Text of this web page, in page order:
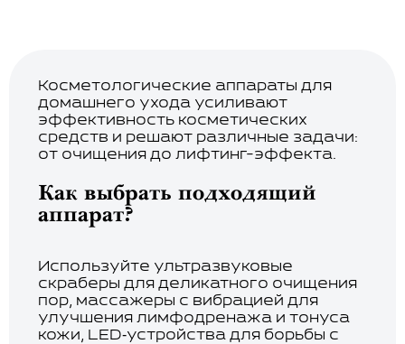
Косметологические аппараты для
домашнего ухода усиливают
эффективность косметических
средств и решают различные задачи:
от очищения до лифтинг-эффекта.
Как выбрать подходящий
аппарат?
Используйте ультразвуковые
скраберы для деликатного очищения
пор, массажеры с вибрацией для
улучшения лимфодренажа и тонуса
кожи, LED‑устройства для борьбы с